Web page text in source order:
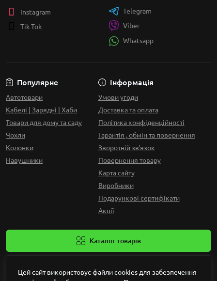
Популярне
Автотовари
Кабелі | Зарядні | Хаби
Товари для дому та саду
Чохли
Колонки
Навушники
Інформація
Умови угоди
Доставка та оплата
Політика конфіденційності
Гарантія , обмін та повернення
Зворотній зв'язок
Повернення товару
Карта сайту
Виробники
Подарункові сертифікати
Акції
Каталог товарів
Instagram
Tik Tok
Telegram
Viber
Whatsapp
Цей сайт використовує файли cookies для забезпечення